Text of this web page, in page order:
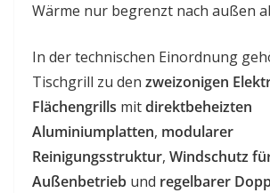
Wärme nur begrenzt nach außen
In der technischen Einordnung
Tischgrill zu den zweizonigen
Flächengrills mitdirektbeheizten
Aluminiumplatten, modularer
Reinigungsstruktur, Windschutz
Außenbetrieb und regelbarer